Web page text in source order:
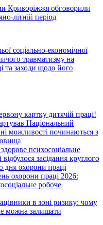
Криворіжжя обговорили
літній період
соціально-економічної
травматизму на
та заходи щодо його
картку дитячій праці!
Національний
можливості починаються з
психосоціальне
засідання круглого
дня охорони праці
охорони праці 2026:
робоче
в зоні ризику: чому
можна залишати